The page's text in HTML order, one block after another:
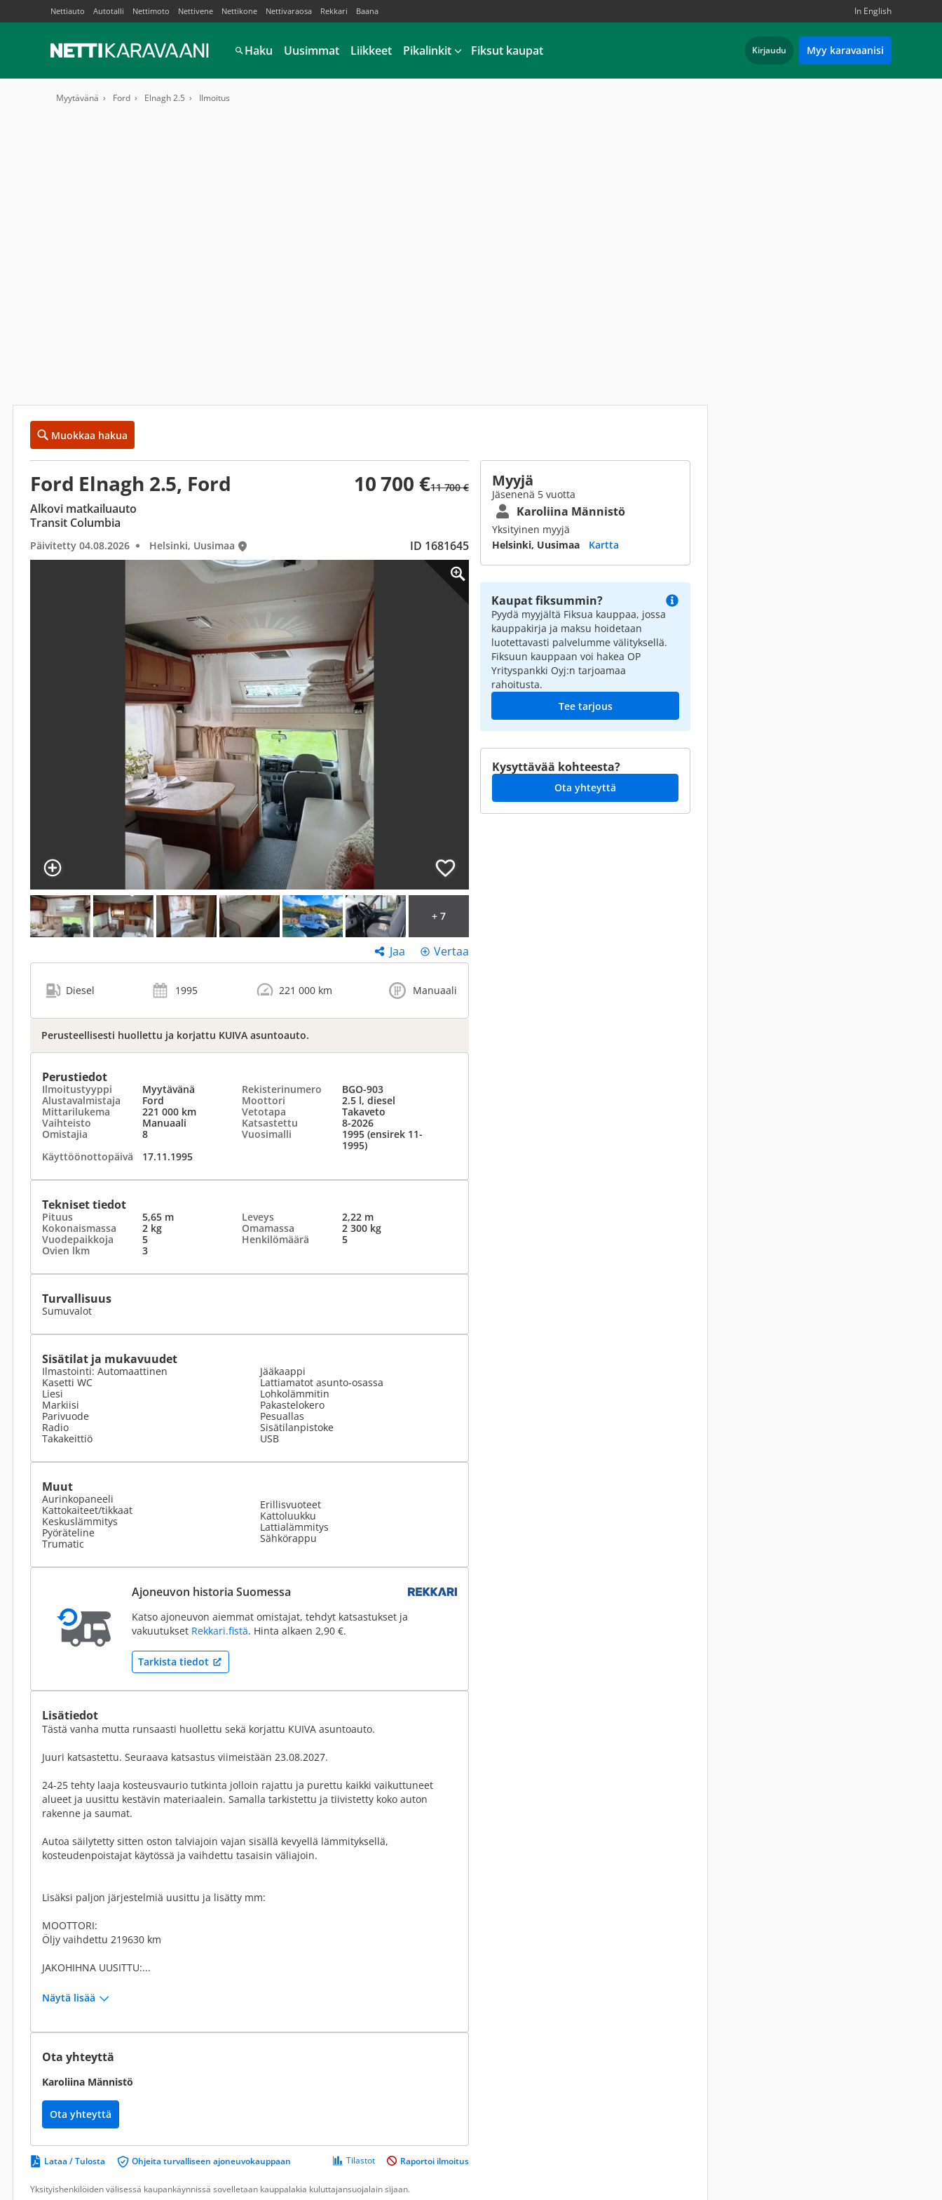
Nettiauto Autotalli Nettimoto Nettivene Nettikone Nettivaraosa Rekkari Baana In English
Haku Uusimmat Liikkeet Pikalinkit Fiksut kaupat Kirjaudu Myy karavaanisi
Myytävänä Ford Elnagh 2.5 Ilmoitus
Muokkaa hakua
Ford Elnagh 2.5, Ford 10 700 €11 700 €
Alkovi matkailuauto
Transit Columbia
Päivitetty 04.08.2026 Helsinki, Uusimaa ID 1681645
+ 7
Jaa Vertaa
Diesel 1995 221 000 km Manuaali
Perusteellisesti huollettu ja korjattu KUIVA asuntoauto.
Perustiedot
Ilmoitustyyppi Myytävänä Rekisterinumero
BGO-903
Alustavalmistaja
Ford Moottori
2.5 l, diesel
Mittarilukema
221 000 km Vetotapa
Takaveto
Vaihteisto
Manuaali Katsastettu
8-2026
Omistajia
8 Vuosimalli
1995 (ensirek 11-
1995)
Käyttöönottopäivä
17.11.1995
Tekniset tiedot
Pituus 5,65 m Leveys
2,22 m
Kokonaismassa
2 kg Omamassa
2 300 kg
Vuodepaikkoja
5 Henkilömäärä
5
Ovien lkm
3
Turvallisuus
Sumuvalot
Sisätilat ja mukavuudet
Ilmastointi: Automaattinen
Kasetti WC
Liesi
Markiisi
Parivuode
Radio
Takakeittiö
Jääkaappi
Lattiamatot asunto-osassa
Lohkolämmitin
Pakastelokero
Pesuallas
Sisätilanpistoke
USB
Muut
Aurinkopaneeli
Kattokaiteet/tikkaat
Keskuslämmitys
Pyöräteline
Trumatic
Erillisvuoteet
Kattoluukku
Lattialämmitys
Sähkörappu
Ajoneuvon historia Suomessa
Katso ajoneuvon aiemmat omistajat, tehdyt katsastukset ja
vakuutukset Rekkari.fistä. Hinta alkaen 2,90 €.
Tarkista tiedot
Lisätiedot
Tästä vanha mutta runsaasti huollettu sekä korjattu KUIVA asuntoauto.
Juuri katsastettu. Seuraava katsastus viimeistään 23.08.2027.
24-25 tehty laaja kosteusvaurio tutkinta jolloin rajattu ja purettu kaikki vaikuttuneet
alueet ja uusittu kestävin materiaalein. Samalla tarkistettu ja tiivistetty koko auton
rakenne ja saumat.
Autoa säilytetty sitten oston talviajoin vajan sisällä kevyellä lämmityksellä,
kosteudenpoistajat käytössä ja vaihdettu tasaisin väliajoin.
Lisäksi paljon järjestelmiä uusittu ja lisätty mm:
MOOTTORI:
Öljy vaihdettu 219630 km
JAKOHIHNA UUSITTU:...
Näytä lisää
Ota yhteyttä
Karoliina Männistö
Ota yhteyttä
Lataa / Tulosta Ohjeita turvalliseen ajoneuvokauppaan Tilastot Raportoi ilmoitus
Yksityishenkilöiden välisessä kaupankäynnissä sovelletaan kauppalakia kuluttajansuojalain sijaan.
Myyjä
Jäsenenä 5 vuotta
Karoliina Männistö
Yksityinen myyjä
Helsinki, Uusimaa
Kartta
Kaupat fiksummin?
Pyydä myyjältä Fiksua kauppaa, jossa
kauppakirja ja maksu hoidetaan
luotettavasti palvelumme välityksellä.
Fiksuun kauppaan voi hakea OP
Yrityspankki Oyj:n tarjoamaa
rahoitusta.
Tee tarjous
Kysyttävää kohteesta?
Ota yhteyttä